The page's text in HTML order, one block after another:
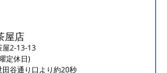
屋店
屋2-13-13
定休日)
谷通り口より約20秒